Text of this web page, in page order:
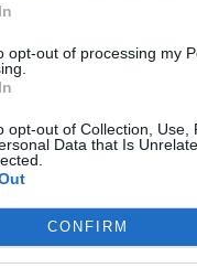
opt-out of processing my
opt-out of Collection,
Data that Is
CONFIRM
Vyriausybės,
iki manęs
grandines